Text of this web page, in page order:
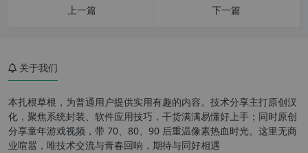
上一篇
下一篇
什么是 Redis 和 Memcache
d？
关于我们
本扎根草根，为普通用户提供实用有趣的内容。技术分享主打原创汉
化，聚焦系统封装、软件应用技巧，干货满满易懂好上手；同时原创
分享童年游戏视频，带 70、80、90 后重温像素热血时光。这里无商
业喧嚣，唯技术交流与青春回响，期待与同好相遇